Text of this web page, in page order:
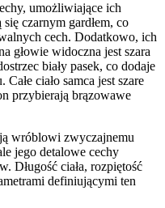
umożliwiające ich
czarnym gardłem, co
cech. Dodatkowo, ich
głowie widoczna jest szara
biały pasek, co dodaje
ciało samca jest szare
przybierają brązowawe
wróblowi zwyczajnemu
jego detalowe cechy
Długość ciała, rozpiętość
definiującymi ten